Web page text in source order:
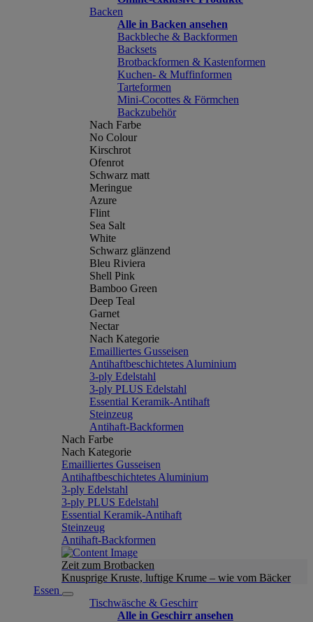
Backen
Alle in Backen ansehen
Backbleche & Backformen
Backsets
Brotbackformen & Kastenformen
Kuchen- & Muffinformen
Tarteformen
Mini-Cocottes & Förmchen
Backzubehör
Nach Farbe
No Colour
Kirschrot
Ofenrot
Schwarz matt
Meringue
Azure
Flint
Sea Salt
White
Schwarz glänzend
Bleu Riviera
Shell Pink
Bamboo Green
Deep Teal
Garnet
Nectar
Nach Kategorie
Emailliertes Gusseisen
Antihaftbeschichtetes Aluminium
3-ply Edelstahl
3-ply PLUS Edelstahl
Essential Keramik-Antihaft
Steinzeug
Antihaft-Backformen
Nach Farbe
Nach Kategorie
Emailliertes Gusseisen
Antihaftbeschichtetes Aluminium
3-ply Edelstahl
3-ply PLUS Edelstahl
Essential Keramik-Antihaft
Steinzeug
Antihaft-Backformen
Zeit zum Brotbacken
Knusprige Kruste, luftige Krume – wie vom Bäcker
Essen
Tischwäsche & Geschirr
Alle in Geschirr ansehen